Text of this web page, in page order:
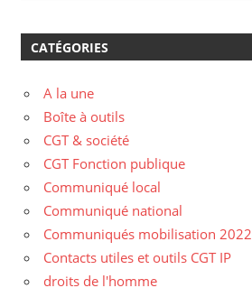
CATÉGORIES
A la une
Boîte à outils
CGT & société
CGT Fonction publique
Communiqué local
Communiqué national
Communiqués mobilisation 2022
Contacts utiles et outils CGT IP
droits de l'homme